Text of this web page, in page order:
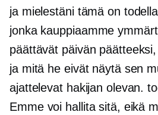
ja mielestäni tämä on
jonka kauppiaamme
päättävät päivän
ja mitä he eivät näytä sen
ajattelevat hakijan olevan.
Emme voi hallita sitä, eikä